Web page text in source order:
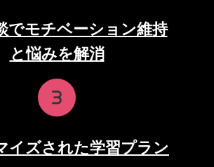
でモチベーション維持
と悩みを解消
イズされた学習プラ ン